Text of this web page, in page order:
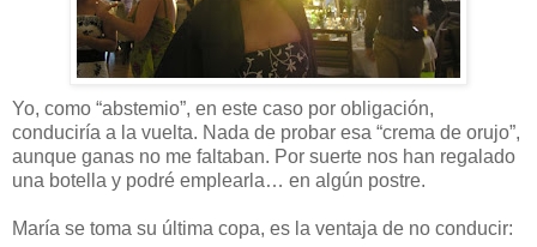
Yo, como “abstemio”, en este caso por obligación,
conduciría a la vuelta. Nada de probar esa “crema de orujo”,
aunque ganas no me faltaban. Por suerte nos han regalado
una botella y podré emplearla… en algún postre.
María se toma su última copa, es la ventaja de no conducir: